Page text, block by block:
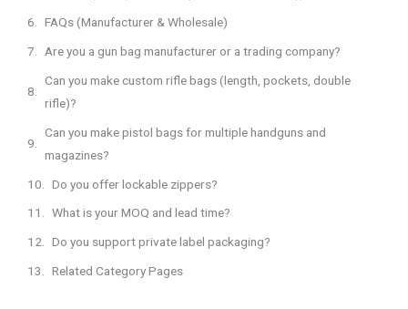
FAQs (Manufacturer & Wholesale)
Are you a gun bag manufacturer or a trading company?
Can you make custom rifle bags (length, pockets, double
rifle)?
Can you make pistol bags for multiple handguns and
magazines?
Do you offer lockable zippers?
What is your MOQ and lead time?
Do you support private label packaging?
Related Category Pages